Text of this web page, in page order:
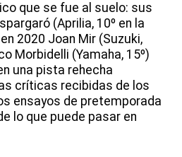
que se fue al suelo: sus
(Aprilia, 10º en la
2020 Joan Mir (Suzuki,
Morbidelli (Yamaha, 15º)
una pista rehecha
críticas recibidas de los
ensayos de pretemporada
lo que puede pasar en